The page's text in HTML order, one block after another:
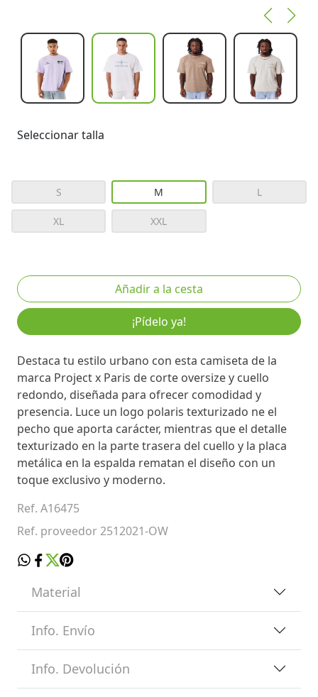
Seleccionar talla
S M L
XL XXL
¡Pídelo ya!
Destaca tu estilo urbano con esta camiseta de la
marca Project x Paris de corte oversize y cuello
redondo, diseñada para ofrecer comodidad y
presencia. Luce un logo polaris texturizado ne el
pecho que aporta carácter, mientras que el detalle
texturizado en la parte trasera del cuello y la placa
metálica en la espalda rematan el diseño con un
toque exclusivo y moderno.
Ref. A16475
Ref. proveedor 2512021-OW
Material
Info. Envío
Info. Devolución